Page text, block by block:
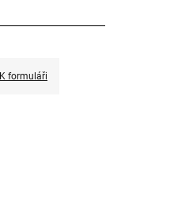
K formuláři